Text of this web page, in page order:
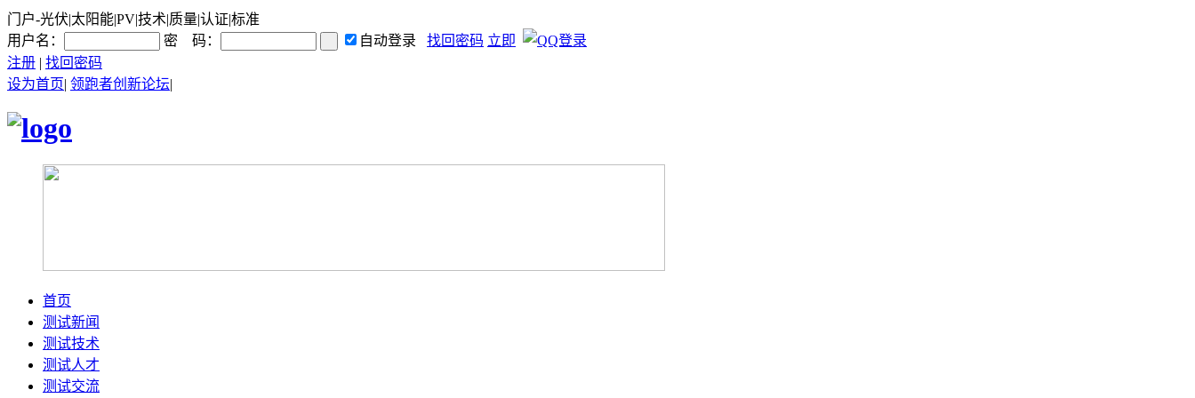
门户-光伏|太阳能|PV|技术|质量|认证|标准
用户名：
密 码： 自动登录 找回密码 立即
注册 | 找回密码
设为首页| 领跑者创新论坛|
首页
测试新闻
测试技术
测试人才
测试交流